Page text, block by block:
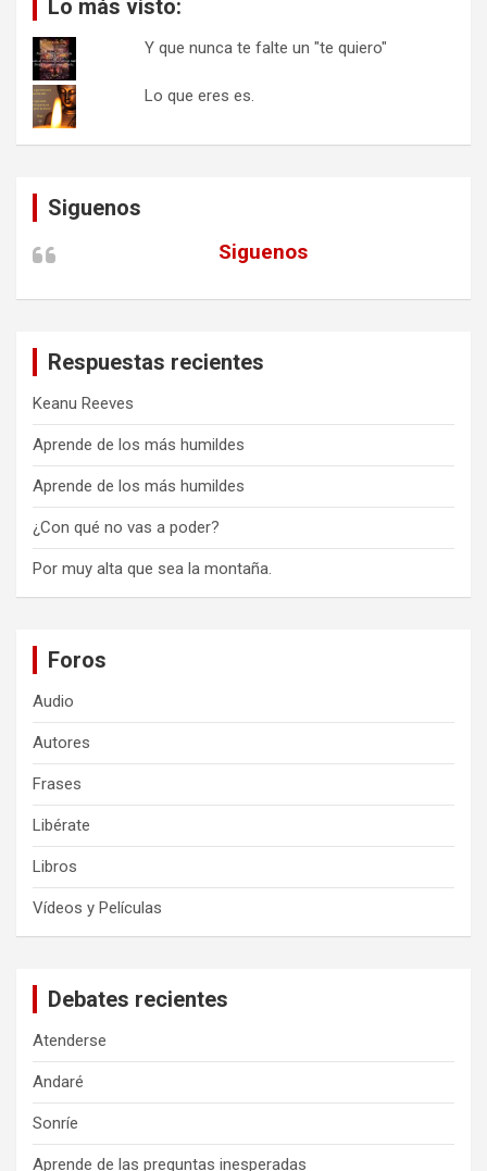
Lo más visto:
Y que nunca te falte un "te quiero"
Lo que eres es.
Siguenos
Siguenos
Respuestas recientes
Keanu Reeves
Aprende de los más humildes
Aprende de los más humildes
¿Con qué no vas a poder?
Por muy alta que sea la montaña.
Foros
Audio
Autores
Frases
Libérate
Libros
Vídeos y Películas
Debates recientes
Atenderse
Andaré
Sonríe
Aprende de las preguntas inesperadas